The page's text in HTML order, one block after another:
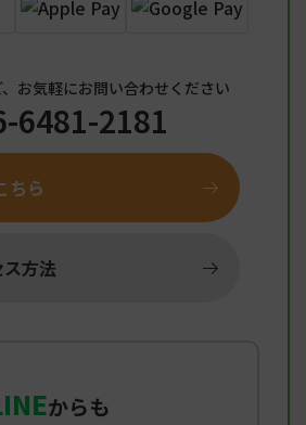
お気軽にお問い合わせください
6481-2181
ちら
方法
からも